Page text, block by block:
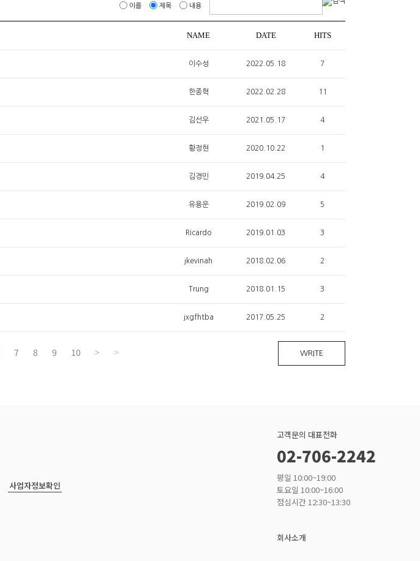
이름 제목 내용
NAME DATE HITS
이수성 2022.05.18 7
한종혁 2022.02.28 11
김선우 2021.05.17 4
황정현 2020.10.22 1
김경민 2019.04.25 4
유용운 2019.02.09 5
Ricardo 2019.01.03 3
jkevinah 2018.02.06 2
Trung 2018.01.15 3
jxgfhtba 2017.05.25 2
WRITE
7 8 9 10 > >>
사업자정보확인
고객문의 대표전화
02-706-2242
평일 10:00~19:00
토요일 10:00~16:00
점심시간 12:30~13:30
회사소개